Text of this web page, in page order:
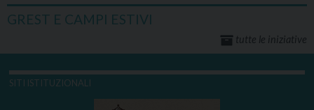
GREST E CAMPI ESTIVI
tutte le iniziative
SITI ISTITUZIONALI